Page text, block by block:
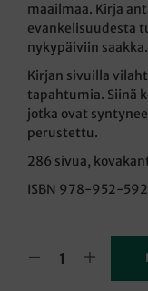
maailmaa. Kirja
evankelisuudesta
nykypäiviin saakka.
Kirjan sivuilla
tapahtumia. Siinä
jotka ovat
perustettu.
286 sivua,
ISBN 978-952-